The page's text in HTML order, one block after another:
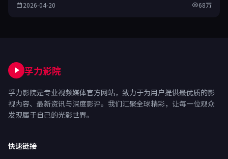
2026-04-20 68万
孚力影院
孚力影院是专业视频媒体官方网站，致力于为用户提供最优质的影
视内容、最新资讯与深度影评。我们汇聚全球精彩，让每一位观众
发现属于自己的光影世界。
快速链接